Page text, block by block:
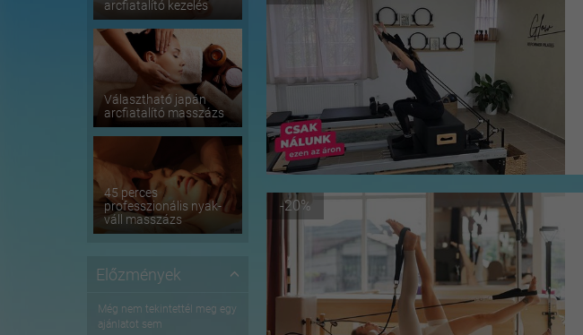
arcfiatalító kezelés
Választható japán
arcfiatalító masszázs
45 perces
professzionális nyak-
váll masszázs
Előzmények
Még nem tekintettél meg egy
ajánlatot sem
-20%